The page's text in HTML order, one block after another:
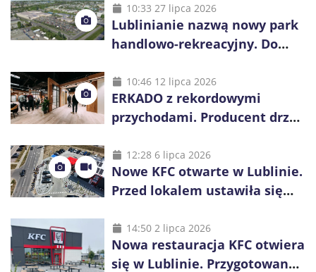
10:33 27 lipca 2026
Lublinianie nazwą nowy park
handlowo-rekreacyjny. Do
10:46 12 lipca 2026
ERKADO z rekordowymi
przychodami. Producent drzwi
inwestycje
12:28 6 lipca 2026
Nowe KFC otwarte w Lublinie.
Przed lokalem ustawiła się
14:50 2 lipca 2026
Nowa restauracja KFC otwiera
się w Lublinie. Przygotowano